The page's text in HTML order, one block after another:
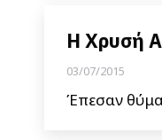
Η Χρυσή
03/07/2015
Έπεσαν